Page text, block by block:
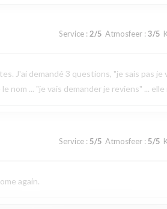
Service: 2/5 Atmosfeer: 3/5
J'ai demandé 3 questions, "je sais pas je
... "je vais demander je reviens" ... elle
Service: 5/5 Atmosfeer: 5/5
again.